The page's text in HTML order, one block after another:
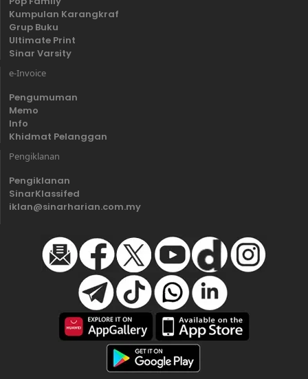
Kumpulan Karangkraf
Grup Buku
Ultimate Print
Sinar Varsity
e-Invoice
Pengumuman
Memo
Info
Khidmat Pelanggan
Pengiklanan
Pengiklanan
SinarKlassifed
iklan@sinarharian.com.my